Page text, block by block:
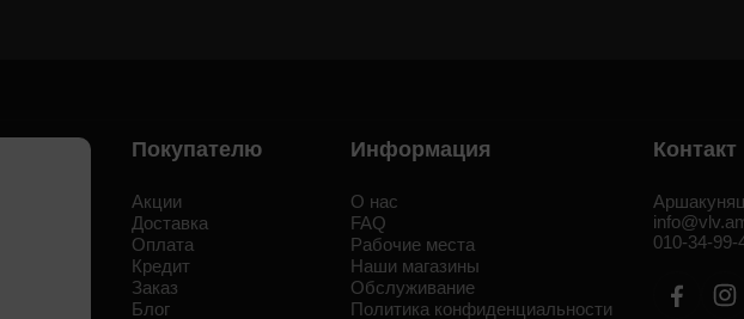
Покупателю
Акции
Доставка
Оплата
Кредит
Заказ
Блог
Информация
О нас
FAQ
Рабочие места
Наши магазины
Обслуживание
Политика конфиденциальности
Контакт
010-34-99-